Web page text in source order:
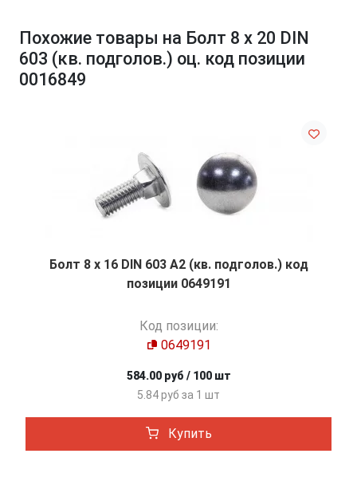
Похожие товары на Болт 8 х 20 DIN
603 (кв. подголов.) оц. код позиции
0016849
Болт 8 х 16 DIN 603 A2 (кв. подголов.) код
позиции 0649191
Код позиции:
0649191
584.00 руб / 100 шт
5.84 руб за 1 шт
Купить